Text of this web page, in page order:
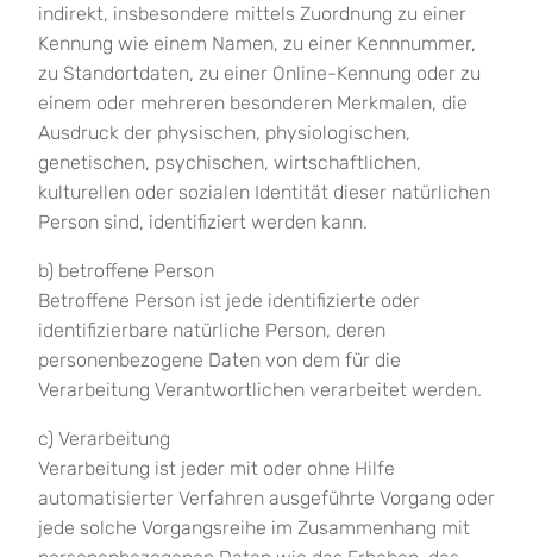
indirekt, insbesondere mittels Zuordnung zu einer
Kennung wie einem Namen, zu einer Kennnummer,
zu Standortdaten, zu einer Online-Kennung oder zu
einem oder mehreren besonderen Merkmalen, die
Ausdruck der physischen, physiologischen,
genetischen, psychischen, wirtschaftlichen,
kulturellen oder sozialen Identität dieser natürlichen
Person sind, identifiziert werden kann.
b) betroffene Person
Betroffene Person ist jede identifizierte oder
identifizierbare natürliche Person, deren
personenbezogene Daten von dem für die
Verarbeitung Verantwortlichen verarbeitet werden.
c) Verarbeitung
Verarbeitung ist jeder mit oder ohne Hilfe
automatisierter Verfahren ausgeführte Vorgang oder
jede solche Vorgangsreihe im Zusammenhang mit